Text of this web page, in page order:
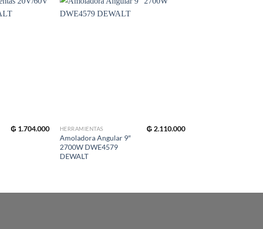
₲ 1.704.000 HERRAMIENTAS
Amoladora Angular 9″
2700W DWE4579
DEWALT
₲ 2.110.000